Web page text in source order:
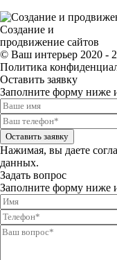
Создание и
продвижение сайтов
© Ваш интерьер 2020 -
Политика
Оставить заявку
Заполните форму ниже
Оставить заявку
Нажимая, вы даете
данных.
Задать вопрос
Заполните форму ниже